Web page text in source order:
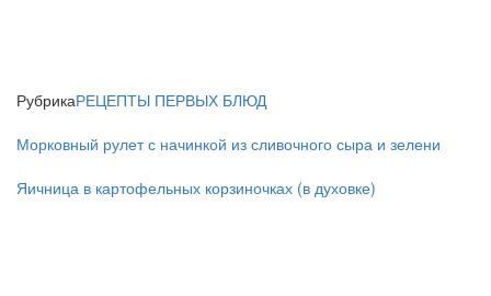
РубрикаРЕЦЕПТЫ ПЕРВЫХ БЛЮД
Морковный рулет с начинкой из сливочного сыра и зелени
Яичница в картофельных корзиночках (в духовке)